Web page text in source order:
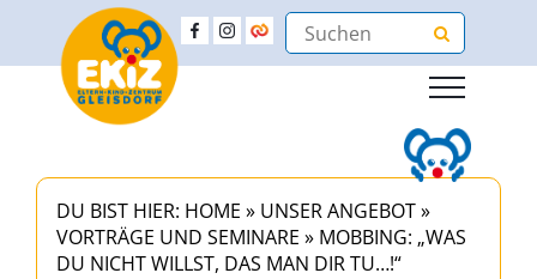
DU BIST HIER: HOME » UNSER ANGEBOT»
VORTRÄGE UND SEMINARE » MOBBING: „WAS
DU NICHT WILLST, DAS MAN DIR TU…!“